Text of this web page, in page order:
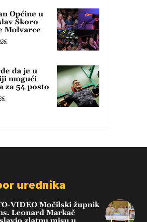
Općine u
Škoro
Molvarce
da je u
mogući
za 54 posto
urednika
VIDEO Močilski župnik
Leonard Markač